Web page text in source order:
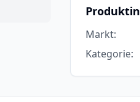
Markt:
Kategorie: